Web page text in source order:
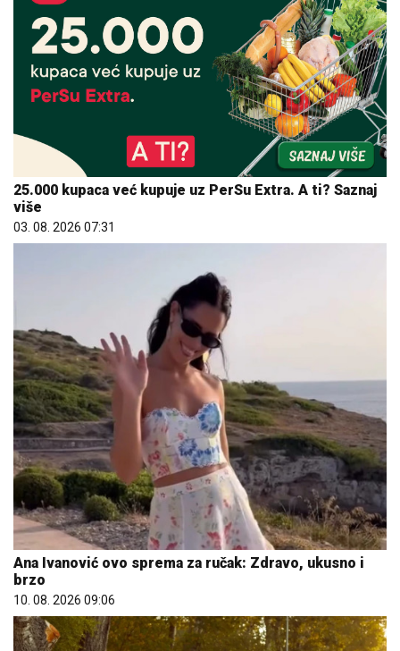
25.000 kupaca već kupuje uz PerSu Extra. A ti? Saznaj
više
03. 08. 2026 07:31
Ana Ivanović ovo sprema za ručak: Zdravo, ukusno i
brzo
10. 08. 2026 09:06